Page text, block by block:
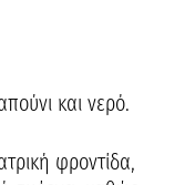
και νερό.
φροντίδα,